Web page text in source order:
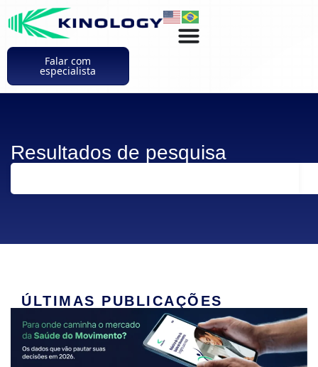
Falar com
especialista
Resultados de pesquisa
ÚLTIMAS PUBLICAÇÕES